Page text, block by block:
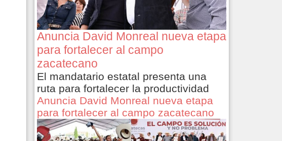
Anuncia David Monreal nueva etapa
para fortalecer al campo
zacatecano
El mandatario estatal presenta una
ruta para fortalecer la productividad
Anuncia David Monreal nueva etapa
para fortalecer al campo zacatecano